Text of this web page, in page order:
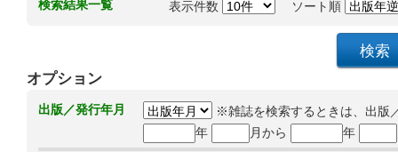
検索結果一覧 表示件数 ソート順
オプション
出版／発行年月
※雑誌を検索するときは、出版
年
月から 年